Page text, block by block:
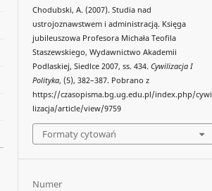
Chodubski, A. (2007). Studia nad
ustrojoznawstwem i administracją. Księga
jubileuszowa Profesora Michała Teofila
Staszewskiego, Wydawnictwo Akademii
Podlaskiej, Siedlce 2007, ss. 434.Cywilizacja I
Polityka, (5), 382–387. Pobrano z
https://czasopisma.bg.ug.edu.pl/index.php/cywi
lizacja/article/view/9759
Formaty cytowań
Numer